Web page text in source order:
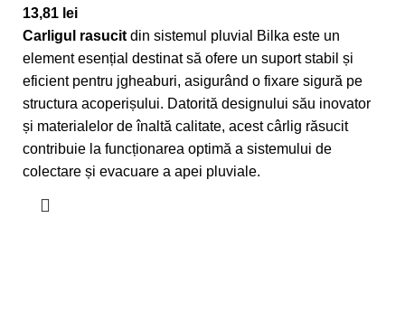
13,81 lei
Carligul rasucit din sistemul pluvial Bilka este un
element esențial destinat să ofere un suport stabil și
eficient pentru jgheaburi, asigurând o fixare sigură pe
structura acoperișului. Datorită designului său inovator
și materialelor de înaltă calitate, acest cârlig răsucit
contribuie la funcționarea optimă a sistemului de
colectare și evacuare a apei pluviale.